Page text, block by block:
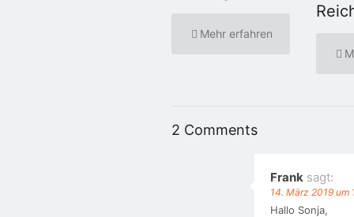
Mehr erfahren
2 Comments
Frank sagt:
14. März 2019 um
Hallo Sonja,